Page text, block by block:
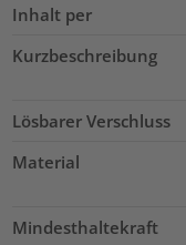
Inhalt per
Kurzbeschreibung
Lösbarer Verschluss
Material
Mindesthaltekraft